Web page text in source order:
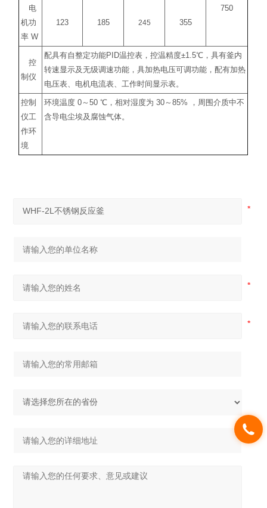
电
机功
率 W
123 185 245 355
750
控
制仪
配具有自整定功能PID温控表，控温精度±1.5℃ ，具有釜内
转速显示及无级调速功能，具加热电压可调功能，配有加热
电压表、电机电流表、工作时间显示表。
控制
仪工
作环
境
环境温度 0～50℃ ，相对湿度为 30～85%
，周围介质中不
含导电尘埃及腐蚀气体。